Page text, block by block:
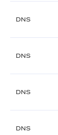
DNS
DNS
DNS
DNS